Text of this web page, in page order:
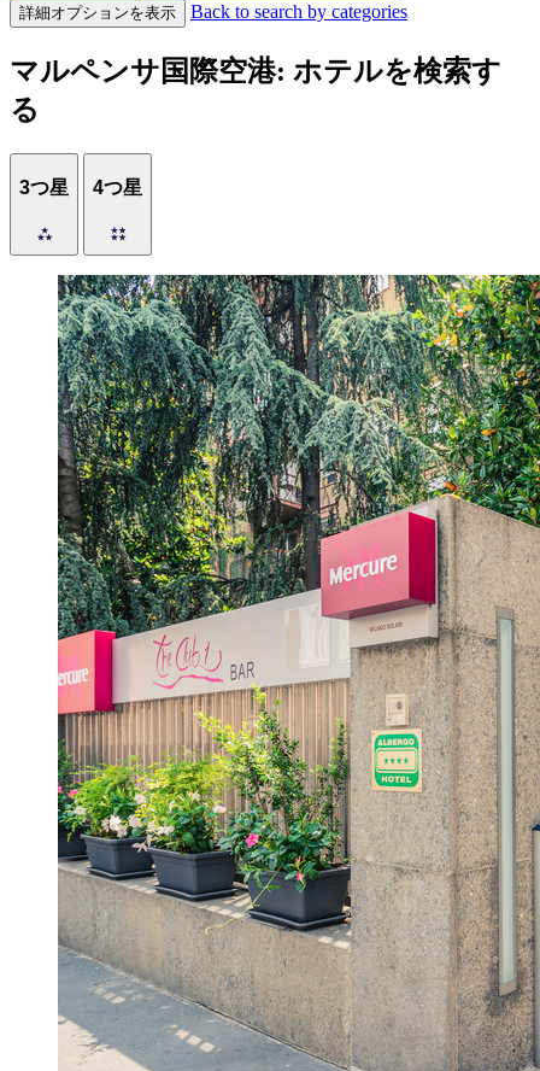
詳細オプションを表示 Back to search by categories
マルペンサ国際空港: ホテルを検索す
る
3つ星 4つ星